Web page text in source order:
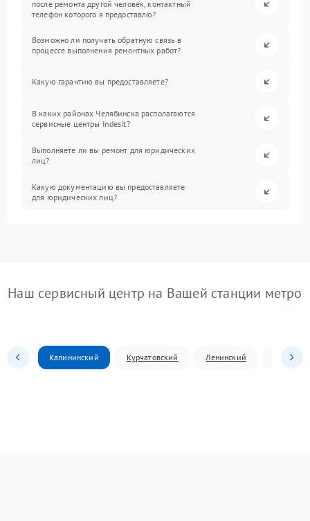
после ремонта другой человек, контактный
телефон которого я предоставлю?
Возможно ли получать обратную связь в
процессе выполнения ремонтных работ?
Какую гарантию вы предоставляете?
В каких районах Челябинска располагаются
сервисные центры Indesit?
Выполняете ли вы ремонт для юридических
лиц?
Какую документацию вы предоставляете
для юридических лиц?
Наш сервисный центр на Вашей станции метро
Калининский Курчатовский Ленинский